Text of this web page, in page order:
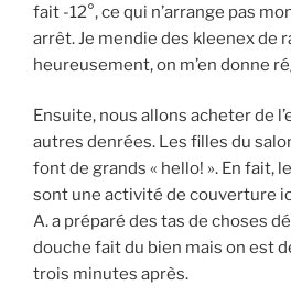
fait -12°, ce qui n’arrange pas
arrêt. Je mendie des kleenex de
heureusement, on m’en donne
Ensuite, nous allons acheter de
autres denrées. Les filles du
font de grands « hello! ». En fait,
sont une activité de couverture
A. a préparé des tas de choses
douche fait du bien mais on est
trois minutes après.